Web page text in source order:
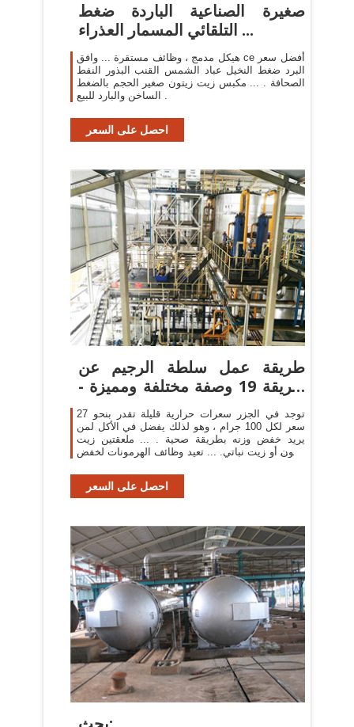
صغيرة الصناعية الباردة ضغط
التلقائي المسمار العذراء ...
هيكل مدمج ، وظائف مستقرة ... وافق ce أفضل سعر
البرد ضغط النخيل عباد الشمس القنب البذور النفط
الصحافة . ... مكبس زيت زيتون صغير الحجم بالضغط
الساخن والبارد للبيع .
احصل على السعر
طريقة عمل سلطة الرجيم عن
طريقة 19 وصفة مختلفة ومميزة -
تحويجة
توجد في الجزر سعرات حرارية قليلة تقدر بنحو 27
سعر لكل 100 جرام ، وهو لذلك يفضل في الأكل لمن
يريد خفض وزنه بطريقة صحية . ... ملعقتين زيت
زيتون أو زيت نباتي. ... تعيد وظائف الهرمونات لخفض
احصل على السعر